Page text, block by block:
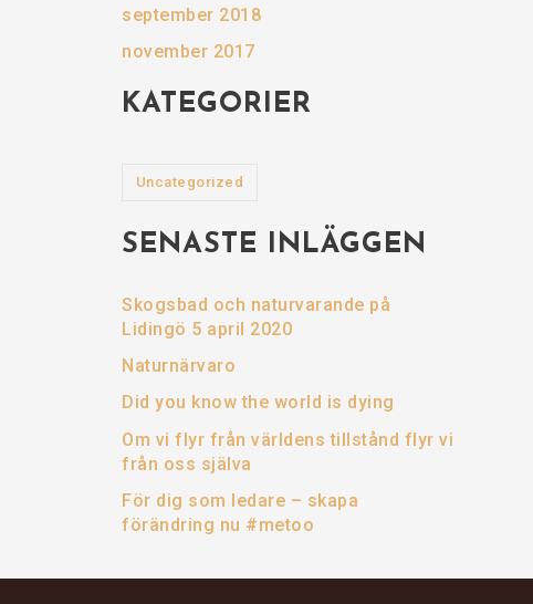
september 2018
november 2017
KATEGORIER
Uncategorized
SENASTE INLÄGGEN
Skogsbad och naturvarande på
Lidingö 5 april 2020
Naturnärvaro
Did you know the world is dying
Om vi flyr från världens tillstånd flyr vi
från oss själva
För dig som ledare – skapa
förändring nu #metoo